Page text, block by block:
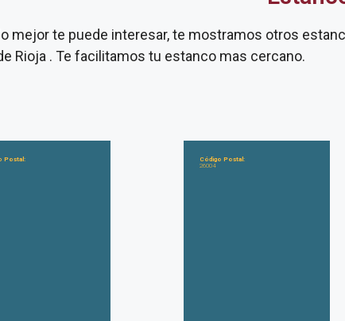
mejor te puede interesar, te mostramos otros
Rioja . Te facilitamos tu estanco mas cercano.
Postal:
Código Postal:
26004